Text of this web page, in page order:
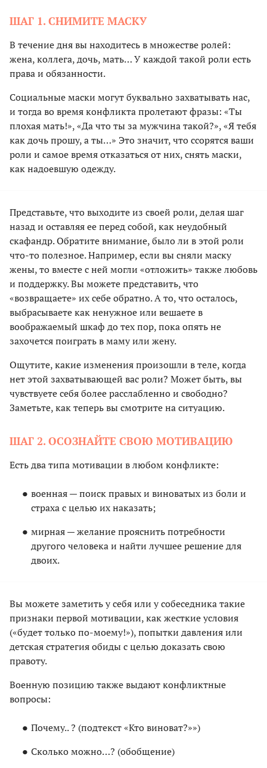
ШАГ 1. СНИМИТЕ МАСКУ
В течение дня вы находитесь в множестве ролей:
жена, коллега, дочь, мать… У каждой такой роли есть
права и обязанности.
Социальные маски могут буквально захватывать нас,
и тогда во время конфликта пролетают фразы: «Ты
плохая мать!», «Да что ты за мужчина такой?», «Я тебя
как дочь прошу, а ты…» Это значит, что ссорятся ваши
роли и самое время отказаться от них, снять маски,
как надоевшую одежду.
Представьте, что выходите из своей роли, делая шаг
назад и оставляя ее перед собой, как неудобный
скафандр. Обратите внимание, было ли в этой роли
что-то полезное. Например, если вы сняли маску
жены, то вместе с ней могли «отложить» также любовь
и поддержку. Вы можете представить, что
«возвращаете» их себе обратно. А то, что осталось,
выбрасываете как ненужное или вешаете в
воображаемый шкаф до тех пор, пока опять не
захочется поиграть в маму или жену.
Ощутите, какие изменения произошли в теле, когда
нет этой захватывающей вас роли? Может быть, вы
чувствуете себя более расслабленно и свободно?
Заметьте, как теперь вы смотрите на ситуацию.
ШАГ 2. ОСОЗНАЙТЕ СВОЮ МОТИВАЦИЮ
Есть два типа мотивации в любом конфликте:
военная — поиск правых и виноватых из боли и
страха с целью их наказать;
мирная — желание прояснить потребности
другого человека и найти лучшее решение для
двоих.
Вы можете заметить у себя или у собеседника такие
признаки первой мотивации, как жесткие условия
(«будет только по-моему!»), попытки давления или
детская стратегия обиды с целью доказать свою
правоту.
Военную позицию также выдают конфликтные
вопросы:
Почему.. ? (подтекст «Кто виноват?»»)
Сколько можно…? (обобщение)